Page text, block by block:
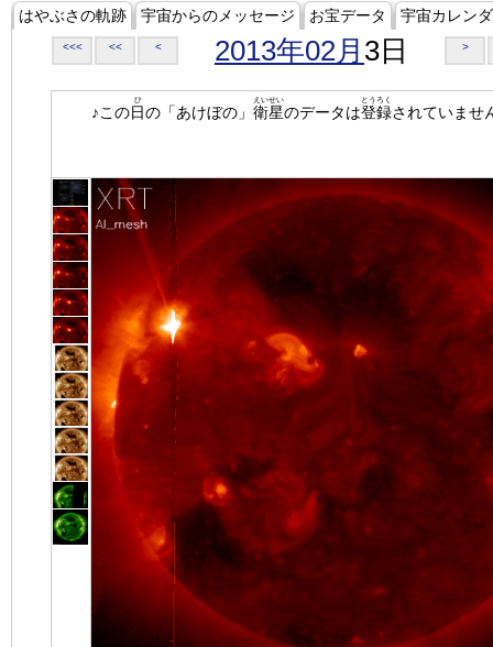
はやぶさの軌跡 宇宙からのメッセージ お宝データ 宇宙カレン
<<< << < 2013年02月 3日 >
♪この日
ひ
の「あけぼの」 衛星
えいせい
のデータは登録
とうろく
されていませ